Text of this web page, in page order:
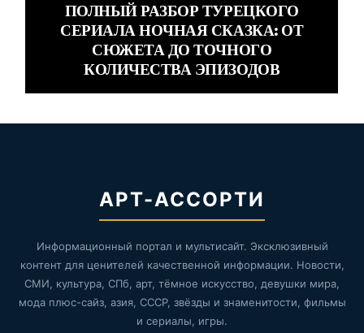
ПОЛНЫЙ РАЗБОР ТУРЕЦКОГО
СЕРИАЛА НОЧНАЯ СКАЗКА: ОТ
СЮЖЕТА ДО ТОЧНОГО
КОЛИЧЕСТВА ЭПИЗОДОВ
АРТ-АССОРТИ
Информационный портал и мультисайт. Эксклюзивный
контент для ценителей качественной информации. Новости,
СМИ, культура, СПб, арт, тёмное искусство, девушки мира,
мода плюс-сайз, азия, СССР, звёзды и знаменитости, фильмы
и сериалы, игры.